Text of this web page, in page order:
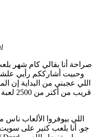
صراحة أنا بقالي كام شهر
وحبيت أشارككم رأيي
قريب
اللي بيوفروا الألعاب
جو. أنا بلعب كتير على